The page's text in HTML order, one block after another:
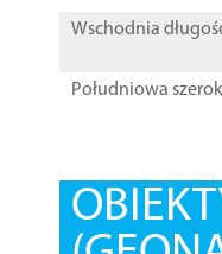
Wschodnia
Południowa